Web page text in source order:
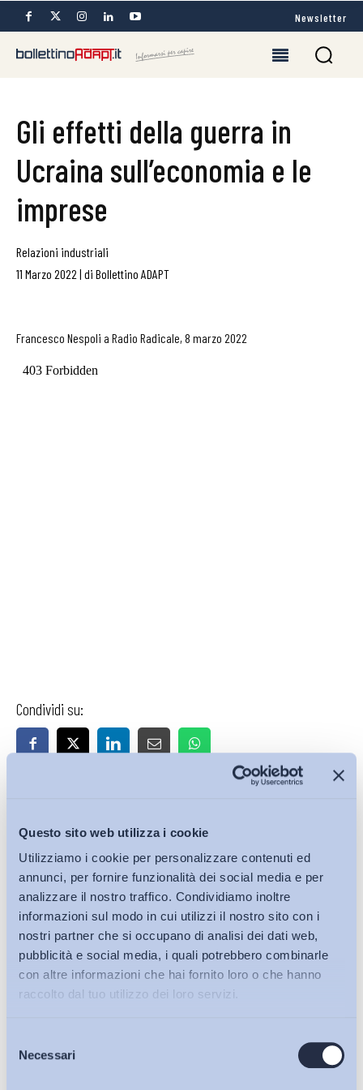
Questo sito web utilizza i cookie
Utilizziamo i cookie per personalizzare contenuti ed
annunci, per fornire funzionalità dei social media e per
analizzare il nostro traffico. Condividiamo inoltre
informazioni sul modo in cui utilizzi il nostro sito con i
nostri partner che si occupano di analisi dei dati web,
pubblicità e social media, i quali potrebbero combinarle
con altre informazioni che hai fornito loro o che hanno
raccolto dal tuo utilizzo dei loro servizi.
delNecessariBollettini ADAPT
Newsletter
Gli effetti della guerra in
Ucraina sull’economia e le
imprese
Relazioni industriali
11 Marzo 2022 | di Bollettino ADAPT
Francesco Nespoli a Radio Radicale, 8 marzo 2022
Condividi su: